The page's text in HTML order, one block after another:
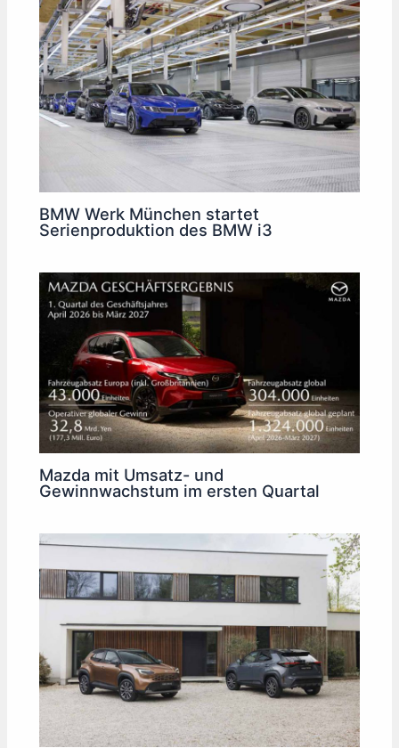
BMW Werk München startet
Serienproduktion des BMW i3
Mazda mit Umsatz- und
Gewinnwachstum im ersten Quartal